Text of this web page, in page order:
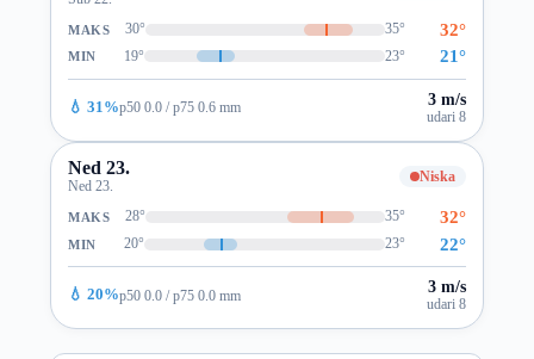
MAKS 30° 35° 32°
MIN 19° 23° 21°
💧 31%p50 0.0 / p75 0.6 mm 3 m/s
udari 8
Ned 23.
Ned 23.
Niska
MAKS 28° 35° 32°
MIN 20° 23° 22°
💧 20%p50 0.0 / p75 0.0 mm 3 m/s
udari 8